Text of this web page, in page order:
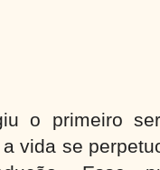
o primeiro
vida se